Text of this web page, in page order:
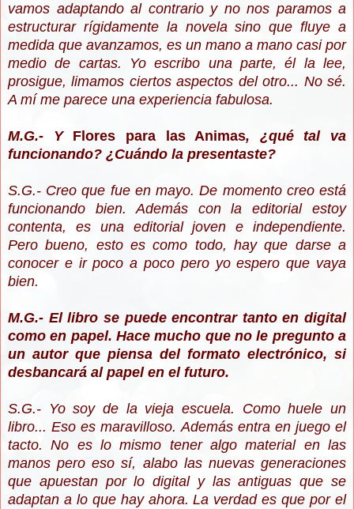
vamos adaptando al contrario y no nos paramos a
estructurar rígidamente la novela sino que fluye a
medida que avanzamos, es un mano a mano casi por
medio de cartas. Yo escribo una parte, él la lee,
prosigue, limamos ciertos aspectos del otro... No sé.
A mí me parece una experiencia fabulosa.
M.G.- Y Flores para las Animas, ¿qué tal va
funcionando? ¿Cuándo la presentaste?
S.G.- Creo que fue en mayo. De momento creo está
funcionando bien. Además con la editorial estoy
contenta, es una editorial joven e independiente.
Pero bueno, esto es como todo, hay que darse a
conocer e ir poco a poco pero yo espero que vaya
bien.
M.G.- El libro se puede encontrar tanto en digital
como en papel. Hace mucho que no le pregunto a
un autor que piensa del formato electrónico, si
desbancará al papel en el futuro.
S.G.- Yo soy de la vieja escuela. Como huele un
libro... Eso es maravilloso. Además entra en juego el
tacto. No es lo mismo tener algo material en las
manos pero eso sí, alabo las nuevas generaciones
que apuestan por lo digital y las antiguas que se
adaptan a lo que hay ahora. La verdad es que por el